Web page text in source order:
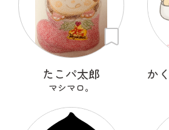
たこパ太郎
マシマロ。